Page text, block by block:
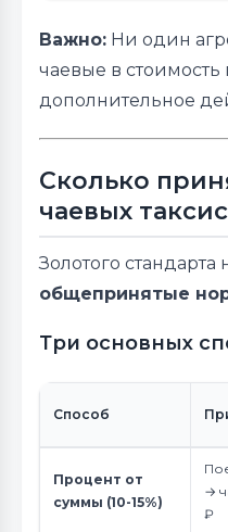
Важно: Ни один
чаевые в стоимость
дополнительное
Сколько
чаевых
Золотого стандарта
общепринятые
Три основных
Способ
Процент от
суммы (10-15%)
→
₽